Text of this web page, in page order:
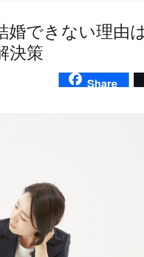
婚できない理由
決策
Share